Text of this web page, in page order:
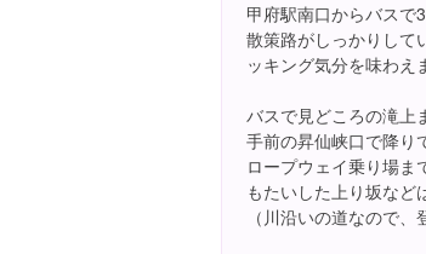
甲府駅南口からバスで
散策路がしっかりして
ッキング気分を味わえ
バスで見どころの滝上
手前の昇仙峡口で降り
ロープウェイ乗り場ま
もたいした上り坂など
（川沿いの道なので